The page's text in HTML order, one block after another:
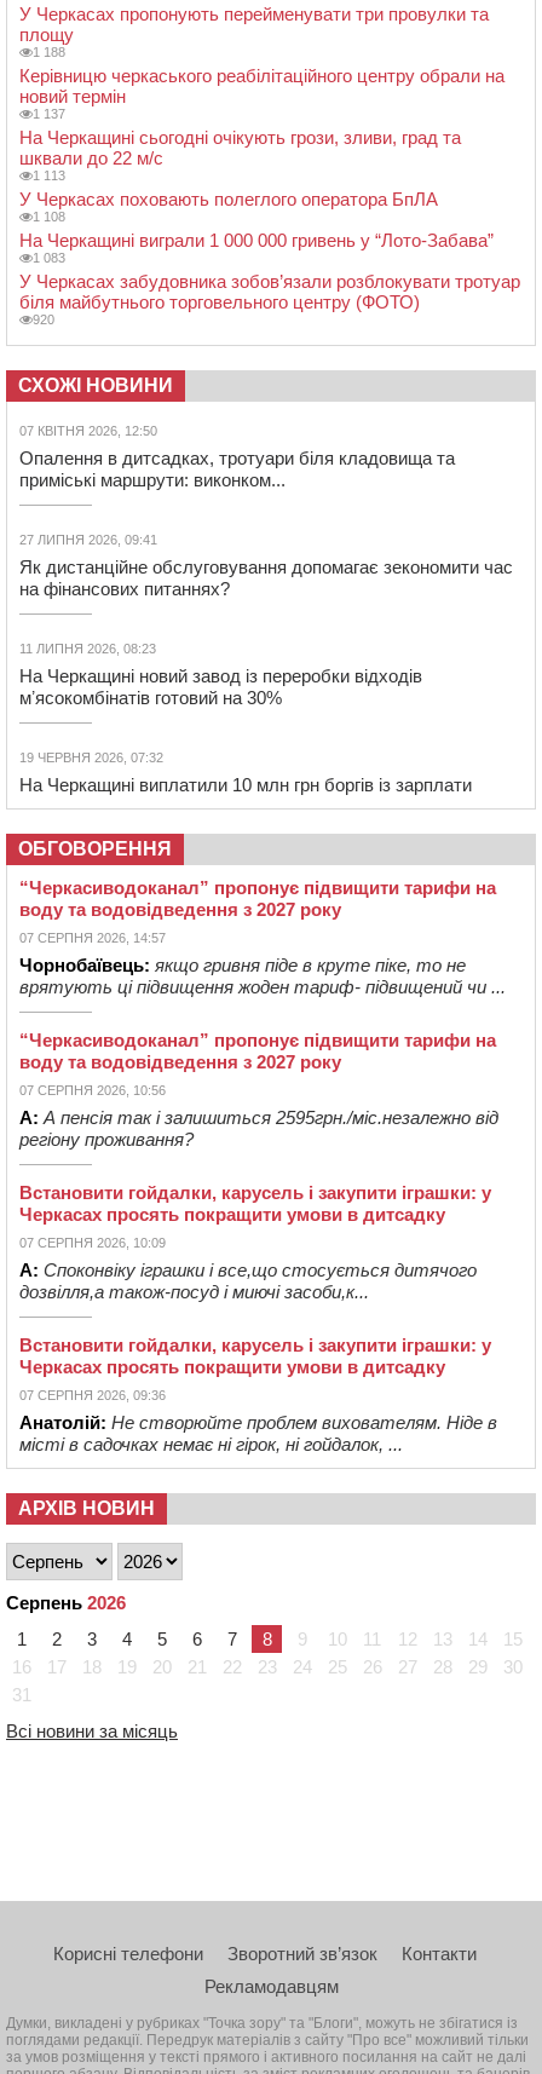
У Черкасах пропонують перейменувати три провулки та
площу
1 188
Керівницю черкаського реабілітаційного центру обрали на
новий термін
1 137
На Черкащині сьогодні очікують грози, зливи, град та
шквали до 22 м/с
1 113
У Черкасах поховають полеглого оператора БпЛА
1 108
На Черкащині виграли 1 000 000 гривень у “Лото-Забава”
1 083
У Черкасах забудовника зобов’язали розблокувати тротуар
біля майбутнього торговельного центру (ФОТО)
920
СХОЖІ НОВИНИ
07 КВІТНЯ 2026, 12:50
Опалення в дитсадках, тротуари біля кладовища та
приміські маршрути: виконком...
27 ЛИПНЯ 2026, 09:41
Як дистанційне обслуговування допомагає зекономити час
на фінансових питаннях?
11 ЛИПНЯ 2026, 08:23
На Черкащині новий завод із переробки відходів
мʼясокомбінатів готовий на 30%
19 ЧЕРВНЯ 2026, 07:32
На Черкащині виплатили 10 млн грн боргів із зарплати
ОБГОВОРЕННЯ
“Черкасиводоканал” пропонує підвищити тарифи на
воду та водовідведення з 2027 року
07 СЕРПНЯ 2026, 14:57
Чорнобаївець: якщо гривня піде в круте піке, то не
врятують ці підвищення жоден тариф- підвищений чи ...
“Черкасиводоканал” пропонує підвищити тарифи на
воду та водовідведення з 2027 року
07 СЕРПНЯ 2026, 10:56
А: А пенсія так і залишиться 2595грн./міс.незалежно від
регіону проживання?
Встановити гойдалки, карусель і закупити іграшки: у
Черкасах просять покращити умови в дитсадку
07 СЕРПНЯ 2026, 10:09
А: Споконвіку іграшки і все,що стосується дитячого
дозвілля,а також-посуд і миючі засоби,к...
Встановити гойдалки, карусель і закупити іграшки: у
Черкасах просять покращити умови в дитсадку
07 СЕРПНЯ 2026, 09:36
Анатолій: Не створюйте проблем вихователям. Ніде в
місті в садочках немає ні гірок, ні гойдалок, ...
АРХІВ НОВИН
Серпень 2026
1
2 3 4 5 6 7 8 9 10 11 12 13 14
15
16
17 18 19 20 21 22 23 24 25 26 27 28 29
30
31
Всі новини за місяць
Корисні телефони Зворотний зв’язок
Контакти
Рекламодавцям
Думки, викладені у рубриках "Точка зору" та "Блоги", можуть не збігатися із
поглядами редакції. Передрук матеріалів з сайту "Про все" можливий тільки
за умов розміщення у тексті прямого і активного посилання на сайт не далі